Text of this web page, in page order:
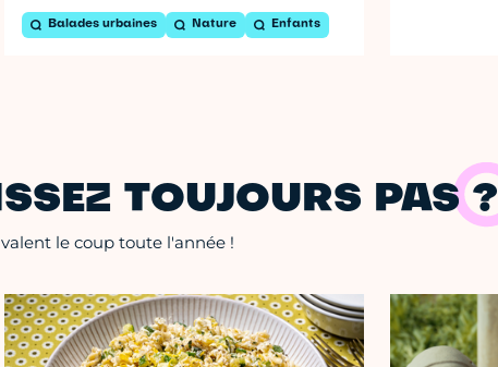
Balades urbaines Nature Enfants
TOUJOURS PAS ?
le coup toute l'année !